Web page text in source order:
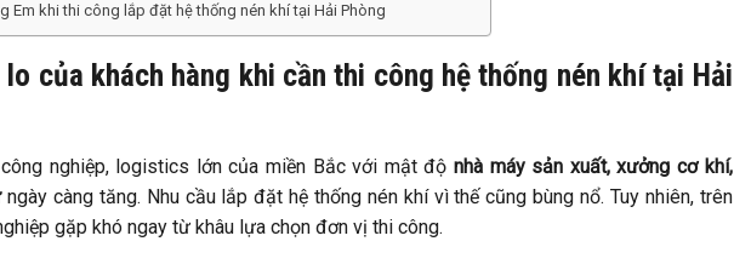
Em khi thi công lắp đặt hệ thống nén khí tại Hải Phòng
của khách hàng khi cần thi công hệ thống nén khí tại Hải
nghiệp, logistics lớn của miền Bắc với mật độ nhà máy sản xuất, xưởng cơ khí,
ngày càng tăng. Nhu cầu lắp đặt hệ thống nén khí vì thế cũng bùng nổ. Tuy nhiên, trên
gặp khó ngay từ khâu lựa chọn đơn vị thi công.